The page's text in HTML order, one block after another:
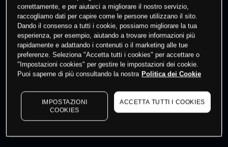
0% dei clienti hanno posizioni su
questo prodotto
Fai trading
I prezzi sono solo indicativi.
correttamente, e per aiutarci a migliorare il nostro servizio,
raccogliamo dati per capire come le persone utilizzano il sito.
Dando il consenso a tutti i cookie, possiamo migliorare la tua
esperienza, per esempio, aiutando a trovare informazioni più
rapidamente e adattando i contenuti o il marketing alle tue
preferenze. Seleziona "Accetta tutti i cookies" per accettare o
"Impostazioni cookies" per gestire le impostazioni dei cookie.
Puoi saperne di più consultando la nostra Politica dei Cookie
IMPOSTAZIONI
COOKIES
ACCETTA TUTTI I COOKIES